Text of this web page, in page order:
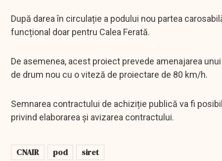
După darea în circulație a podului nou partea
funcțional doar pentru Calea Ferată.
De asemenea, acest proiect prevede amenajarea
de drum nou cu o viteză de proiectare de 80 km/h.
Semnarea contractului de achiziție publică va fi
privind elaborarea și avizarea contractului.
CNAIR pod siret